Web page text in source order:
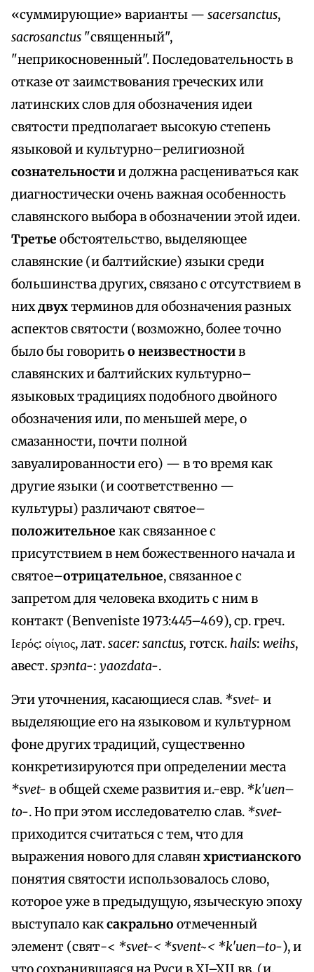
«суммирующие» варианты — sacersanctus,
sacrosanctus "священный",
"неприкосновенный". Последовательность в
отказе от заимствования греческих или
латинских слов для обозначения идеи
святости предполагает высокую степень
языковой и культурно–религиозной
сознательностии должна расцениваться как
диагностически очень важная особенность
славянского выбора в обозначении этой идеи.
Третье обстоятельство, выделяющее
славянские (и балтийские) языки среди
большинства других, связано с отсутствием в
нихдвухтерминов для обозначения разных
аспектов святости (возможно, более точно
было бы говоритьо неизвестностив
славянских и балтийских культурно–
языковых традициях подобного двойного
обозначения или, по меньшей мере, о
смазанности, почти полной
завуалированности его) — в то время как
другие языки (и соответственно —
культуры) различают святое–
положительное как связанное с
присутствием в нем божественного начала и
святое–отрицательное, связанное с
запретом для человека входить с ним в
контакт (Benveniste 1973:445–469), ср. греч.
Ιερός: οίγιος, лат.sacer: sаnсtus, готск. hails: weihs,
авест.spэnta-: yaozdata-.
Эти уточнения, касающиеся слав. *svet- и
выделяющие его на языковом и культурном
фоне других традиций, существенно
конкретизируются при определении места
*svet- в общей схеме развития и.-евр. *k'uen–
to-. Но при этом исследователю слав. *svet-
приходится считаться с тем, что для
выражения нового для славянхристианского
понятия святости использовалось слово,
которое уже в предыдущую, языческую эпоху
выступало каксакрально отмеченный
элемент (свят-< *svet-< *svent~< *k'uen–to-), и